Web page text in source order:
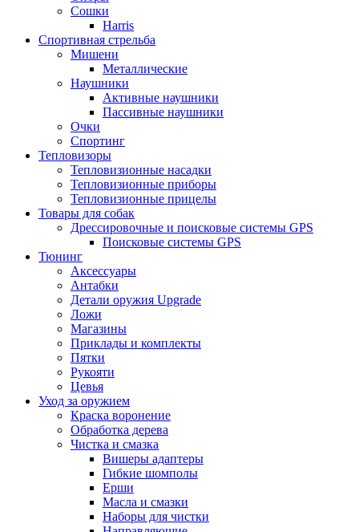
Сошки
Harris
Спортивная стрельба
Мишени
Металлические
Наушники
Активные наушники
Пассивные наушники
Очки
Спортинг
Тепловизоры
Тепловизионные насадки
Тепловизионные приборы
Тепловизионные прицелы
Товары для собак
Дрессировочные и поисковые системы GPS
Поисковые системы GPS
Тюнинг
Аксессуары
Антабки
Детали оружия Upgrade
Ложи
Магазины
Приклады и комплекты
Пятки
Рукояти
Цевья
Уход за оружием
Краска воронение
Обработка дерева
Чистка и смазка
Вишеры адаптеры
Гибкие шомполы
Ерши
Масла и смазки
Наборы для чистки